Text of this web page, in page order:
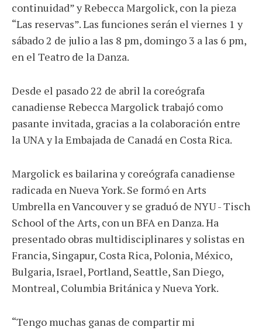
continuidad” y Rebecca Margolick, con la pieza
“Las reservas”. Las funciones serán el viernes 1 y
sábado 2 de julio a las 8 pm, domingo 3 a las 6 pm,
en el Teatro de la Danza.
Desde el pasado 22 de abril la coreógrafa
canadiense Rebecca Margolick trabajó como
pasante invitada, gracias a la colaboración entre
la UNA y la Embajada de Canadá en Costa Rica.
Margolick es bailarina y coreógrafa canadiense
radicada en Nueva York. Se formó en Arts
Umbrella en Vancouver y se graduó de NYU - Tisch
School of the Arts, con un BFA en Danza. Ha
presentado obras multidisciplinares y solistas en
Francia, Singapur, Costa Rica, Polonia, México,
Bulgaria, Israel, Portland, Seattle, San Diego,
Montreal, Columbia Británica y Nueva York.
“Tengo muchas ganas de compartir mi